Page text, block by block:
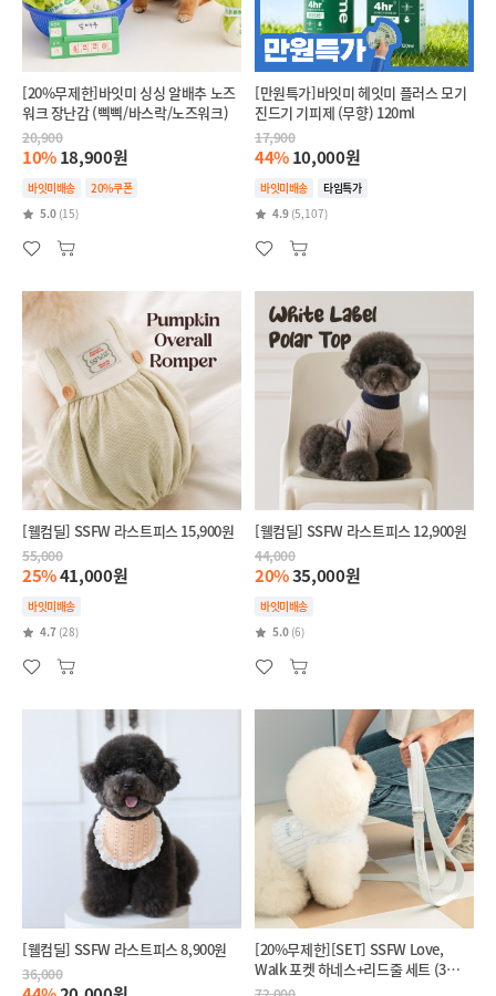
[20%무제한]바잇미 싱싱 알배추 노즈
워크 장난감 (삑삑/바스락/노즈워크)
20,900
10%18,900원
바잇미배송
20%쿠폰
5.0 (15)
[만원특가]바잇미 헤잇미 플러스 모기
진드기 기피제 (무향) 120ml
17,900
44%10,000원
바잇미배송
타임특가
4.9 (5,107)
[웰컴딜] SSFW 라스트피스 15,900원
55,000
25%41,000원
바잇미배송
4.7 (28)
[웰컴딜] SSFW 라스트피스 12,900원
44,000
20%35,000원
바잇미배송
5.0 (6)
[웰컴딜] SSFW 라스트피스 8,900원
36,000
[20%무제한][SET] SSFW Love,
Walk 포켓 하네스+리드줄 세트 (3
colors)